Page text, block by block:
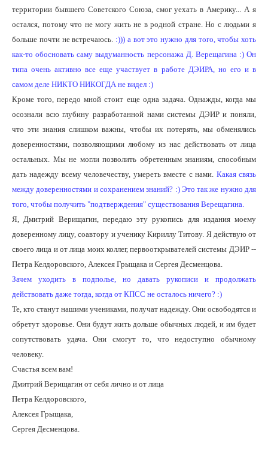
территории бывшего Советского Союза, смог уехать в Америку... А я
остался, потому что не могу жить не в родной стране. Но с людьми я
больше почти не встречаюсь. :))) а вот это нужно для того, чтобы хоть
как-то обосновать саму выдуманность персонажа Д. Верещагина :) Он
типа очень активно все еще участвует в работе ДЭИРА, но его и в
самом деле НИКТО НИКОГДА не видел :)
Кроме того, передо мной стоит еще одна задача. Однажды, когда мы
осознали всю глубину разработанной нами системы ДЭИР и поняли,
что эти знания слишком важны, чтобы их потерять, мы обменялись
доверенностями, позволяющими любому из нас действовать от лица
остальных. Мы не могли позволить обретенным знаниям, способным
дать надежду всему человечеству, умереть вместе с нами. Какая связь
между доверенностями и сохранением знаний? :) Это так же нужно для
того, чтобы получить "подтверждения" существования Верещагина.
Я, Дмитрий Верищагин, передаю эту рукопись для издания моему
доверенному лицу, соавтору и ученику Кириллу Титову. Я действую от
своего лица и от лица моих коллег, первооткрывателей системы ДЭИР --
Петра Келдоровского, Алексея Грыщака и Сергея Десменцова.
Зачем уходить в подполье, но давать рукописи и продолжать
действовать даже тогда, когда от КПСС не осталось ничего? :)
Те, кто станут нашими учениками, получат надежду. Они освободятся и
обретут здоровье. Они будут жить дольше обычных людей, и им будет
сопутствовать удача. Они смогут то, что недоступно обычному
человеку.
Счастья всем вам!
Дмитрий Верищагин от себя лично и от лица
Петра Келдоровского,
Алексея Грыщака,
Сергея Десменцова.